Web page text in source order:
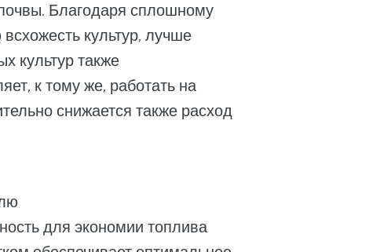
Благодаря сплошному
культур, лучше
культур также
к тому же, работать на
снижается также расход
для экономии топлива